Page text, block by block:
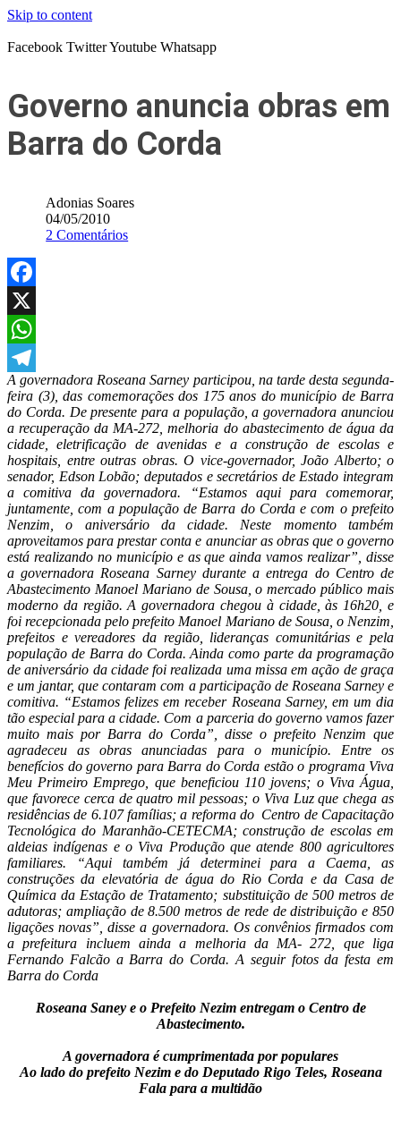
Skip to content
Facebook TwitterYoutube Whatsapp
Governo anuncia obras em
Barra do Corda
Adonias Soares
04/05/2010
2 Comentários
Facebook
X
WhatsApp
Telegram
A governadora Roseana Sarney participou, na tarde desta segunda-
feira (3), das comemorações dos 175 anos do município de Barra
do Corda. De presente para a população, a governadora anunciou
a recuperação da MA-272, melhoria do abastecimento de água da
cidade, eletrificação de avenidas e a construção de escolas e
hospitais, entre outras obras. O vice-governador, João Alberto; o
senador, Edson Lobão; deputados e secretários de Estado integram
a comitiva da governadora. “Estamos aqui para comemorar,
juntamente, com a população de Barra do Corda e com o prefeito
Nenzim, o aniversário da cidade. Neste momento também
aproveitamos para prestar conta e anunciar as obras que o governo
está realizando no município e as que ainda vamos realizar”, disse
a governadora Roseana Sarney durante a entrega do Centro de
Abastecimento Manoel Mariano de Sousa, o mercado público mais
moderno da região. A governadora chegou à cidade, às 16h20, e
foi recepcionada pelo prefeito Manoel Mariano de Sousa, o Nenzim,
prefeitos e vereadores da região, lideranças comunitárias e pela
população de Barra do Corda. Ainda como parte da programação
de aniversário da cidade foi realizada uma missa em ação de graça
e um jantar, que contaram com a participação de Roseana Sarney e
comitiva. “Estamos felizes em receber Roseana Sarney, em um dia
tão especial para a cidade. Com a parceria do governo vamos fazer
muito mais por Barra do Corda”, disse o prefeito Nenzim que
agradeceu as obras anunciadas para o município. Entre os
benefícios do governo para Barra do Corda estão o programa Viva
Meu Primeiro Emprego, que beneficiou 110 jovens; o Viva Água,
que favorece cerca de quatro mil pessoas; o Viva Luz que chega as
residências de 6.107 famílias; a reforma do Centro de Capacitação
Tecnológica do Maranhão-CETECMA; construção de escolas em
aldeias indígenas e o Viva Produção que atende 800 agricultores
familiares. “Aqui também já determinei para a Caema, as
construções da elevatória de água do Rio Corda e da Casa de
Química da Estação de Tratamento; substituição de 500 metros de
adutoras; ampliação de 8.500 metros de rede de distribuição e 850
ligações novas”, disse a governadora. Os convênios firmados com
a prefeitura incluem ainda a melhoria da MA- 272, que liga
Fernando Falcão a Barra do Corda. A seguir fotos da festa em
Barra do Corda
Roseana Saney e o Prefeito Nezim entregam o Centro de
Abastecimento.
A governadora é cumprimentada por populares
Ao lado do prefeito Nezim e do Deputado Rigo Teles, Roseana
Fala para a multidão